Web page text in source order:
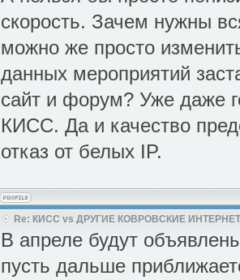
скорость. Зачем нужны
можно же просто
данных мероприятий
сайт и форум? Уже даже
КИСС. Да и качество
отказ от белых IP.
Re: КИСС vs ДРУГИЕ КОВРОВСКИЕ
В апреле будут
пусть дальше